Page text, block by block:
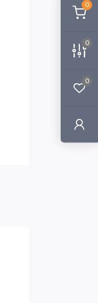
0
0
0